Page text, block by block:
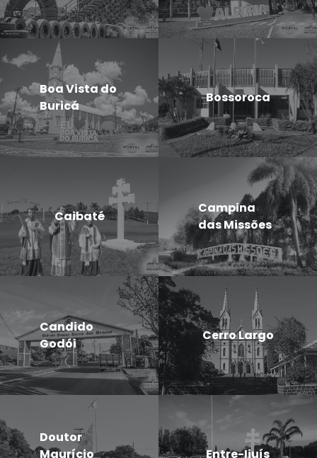
Boa Vista do
Buricá
Bossoroca
Caibaté
Campina
das Missões
Candido
Godói
Cerro Largo
Doutor
Maurício
Entre-Ijuís